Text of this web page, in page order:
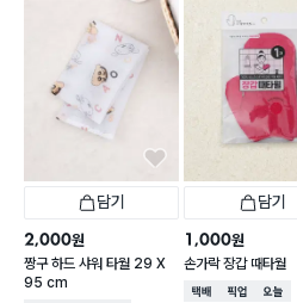
담기
2,000원
짱구 하드 샤워 타월 29 X
95 cm
담기
1,000원
손가락 장갑 때타월
택배배송매장픽업오늘배송